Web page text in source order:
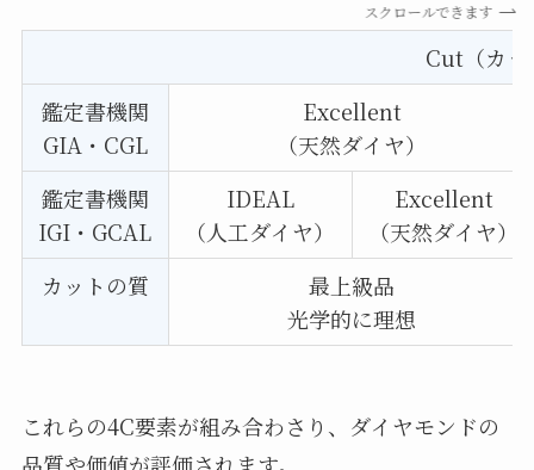
スクロールできます
Cut（カッ
鑑定書機関
GIA・CGL
Excellent
（天然ダイヤ）
鑑定書機関
IGI・GCAL
IDEAL
（人工ダイヤ）
Excellent
（天然ダイヤ）
カットの質
最上級品
光学的に理想
これらの4C要素が組み合わさり、ダイヤモンドの